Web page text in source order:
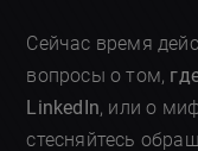
Сейчас время
вопросы о том,
LinkedIn, или о
стесняйтесь